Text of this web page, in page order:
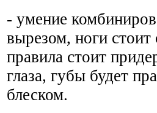
- умение
вырезом, ноги стоит
правила стоит
глаза, губы будет
блеском.